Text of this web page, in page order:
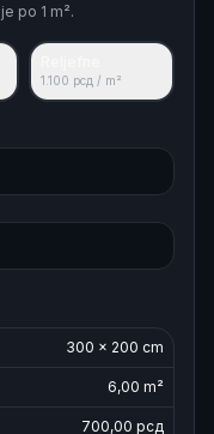
po 1 m².
1.100 рсд / m²
300 × 200 cm
6,00 m²
700,00 рсд